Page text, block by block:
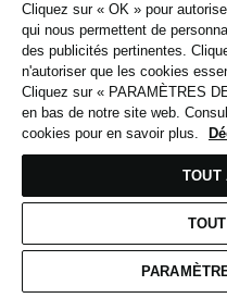
Cliquez sur « OK » pour
qui nous permettent de
des publicités pertinentes.
n'autoriser que les cookies
Cliquez sur « PARAMÈTRES
en bas de notre site web.
cookies pour en savoir plus.
TOUT